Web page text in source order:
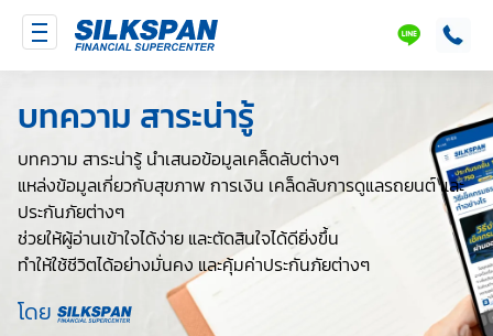
SILKSPAN LINE
บทความ สาระน่ารู้
บทความ สาระน่ารู้ นำเสนอข้อมูลเคล็ดลับต่างๆ
แหล่งข้อมูลเกี่ยวกับสุขภาพ การเงิน เคล็ดลับการดูแลรถยนต์ และ
ประกันภัยต่างๆ
ช่วยให้ผู้อ่านเข้าใจได้ง่าย และตัดสินใจได้ดียิ่งขึ้น
ทำให้ใช้ชีวิตได้อย่างมั่นคง และคุ้มค่าประกันภัยต่างๆ
โดย